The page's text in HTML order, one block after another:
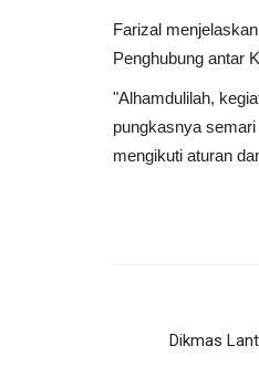
Farizal
Penghubung antar
"Alhamdulilah,
pungkasnya
mengikuti aturan
Dikmas